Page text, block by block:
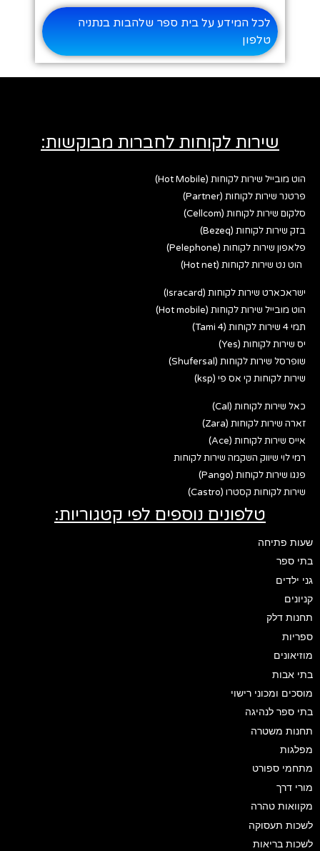
לכל המידע על בית ספר שלהבות בנתניה
טלפון
שירות לקוחות לחברות מבוקשות:
הוט מובייל שירות לקוחות (Hot Mobile)
פרטנר שירות לקוחות (Partner)
סלקום שירות לקוחות (Cellcom)
בזק שירות לקוחות (Bezeq)
פלאפון שירות לקוחות (Pelephone)
הוט נט שירות לקוחות (Hot net)
ישראכארט שירות לקוחות (Isracard)
הוט מובייל שירות לקוחות (Hot mobile)
תמי 4 שירות לקוחות (Tami 4)
יס שירות לקוחות (Yes)
שופרסל שירות לקוחות (Shufersal)
שירות לקוחות קי אס פי (ksp)
כאל שירות לקוחות (Cal)
זארה שירות לקוחות (Zara)
אייס שירות לקוחות (Ace)
רמי לוי שיווק השקמה שירות לקוחות
פנגו שירות לקוחות (Pango)
שירות לקוחות קסטרו (Castro)
טלפונים נוספים לפי קטגוריות:
שעות פתיחה
בתי ספר
גני ילדים
קניונים
תחנות דלק
ספריות
מוזיאונים
בתי אבות
מוסכים ומכוני רישוי
בתי ספר לנהיגה
תחנות משטרה
מפלגות
מתחמי ספורט
מורי דרך
מקוואות טהרה
לשכות תעסוקה
לשכות בריאות